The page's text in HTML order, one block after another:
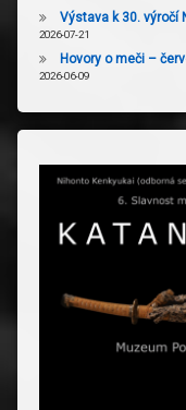
Výstava k 30. výročí
2026-07-21
Hovory o meči –
2026-06-09